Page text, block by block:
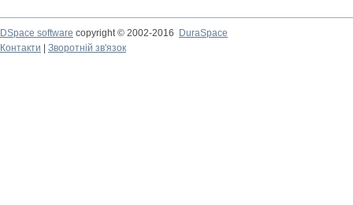
DSpace software copyright © 2002-2016
DuraSpace
Контакти
Зворотній зв'язок